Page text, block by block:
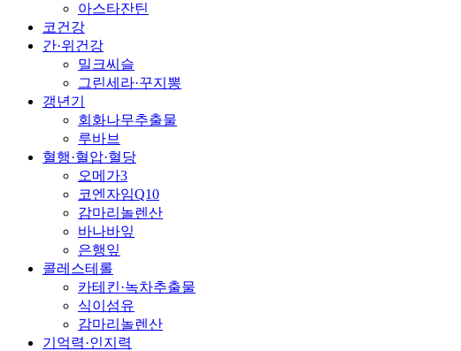
아스타잔틴
코건강
간·위건강
밀크씨슬
그린세라·꾸지뽕
갱년기
회화나무추출물
루바브
혈행·혈압·혈당
오메가3
코엔자임Q10
감마리놀렌산
바나바잎
은행잎
콜레스테롤
카테킨·녹차추출물
식이섬유
감마리놀렌산
기억력·인지력